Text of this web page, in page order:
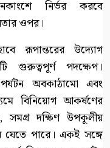
নির্ভর করবে
ওপর।
রূপান্তরের উদ্যোগ
গুরুত্বপূর্ণ পদক্ষেপ।
পর্যটন অবকাঠামো এবং
বিনিয়োগ আকর্ষণের
সমগ্র দক্ষিণ উপকূলীয়
যেতে পারে। একই সঙ্গে